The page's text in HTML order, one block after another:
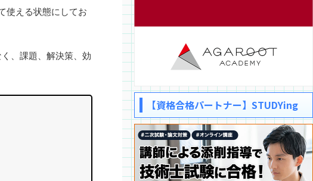
使える状態にしてお
、課題、解決策、効
【資格合格パートナー】STUDYing